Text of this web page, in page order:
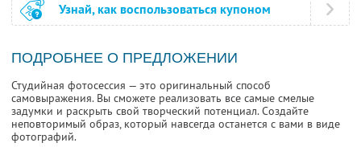
Узнай, как воспользоваться купоном
ПОДРОБНЕЕ О ПРЕДЛОЖЕНИИ
Студийная фотосессия — это оригинальный способ
самовыражения. Вы сможете реализовать все самые смелые
задумки и раскрыть свой творческий потенциал. Создайте
неповторимый образ, который навсегда останется с вами в виде
фотографий.